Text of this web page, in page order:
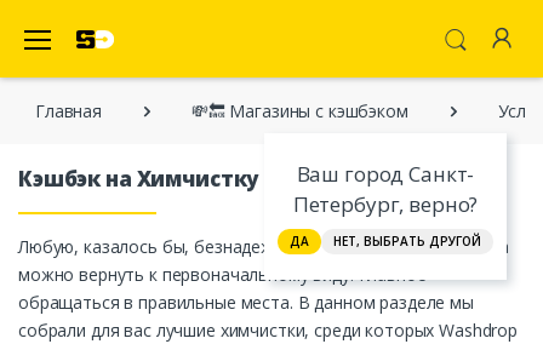
Ваш город Санкт-
Петербург, верно?
ДА НЕТ, ВЫБРАТЬ ДРУГОЙ
Главная 💸🔙 Магазины с кэшбэком
Кэшбэк на Химчистку
Любую, казалось бы, безнадежно испачканную вещь всегда
можно вернуть к первоначальному виду. Главное –
обращаться в правильные места. В данном разделе мы
собрали для вас лучшие химчистки, среди которых Washdrop